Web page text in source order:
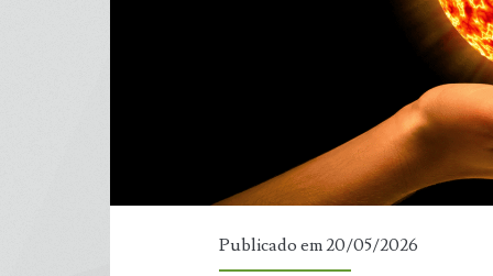
média
global
Publicado em 20/05/2026